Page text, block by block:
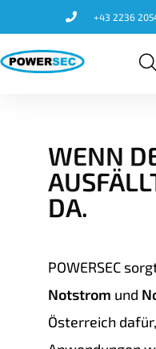
+43 2236
WENN
DA.​
POWERSEC
Notstrom und
Österreich